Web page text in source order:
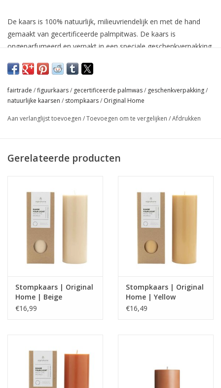
De kaars is 100% natuurlijk, milieuvriendelijk en met de hand
gemaakt van gecertificeerde palmpitwas. De kaars is
ongeparfumeerd en verpakt in een speciale geschenkverpakking.
Brandtijd : 70 uur
Afmeting : 8 x 8 X 15 cm
fairtrade /figuurkaars/ gecertificeerde palmwas/ geschenkverpakking/
natuurlijke kaarsen / stompkaars/ Original Home
Aan verlanglijst toevoegen /Toevoegen om te vergelijken /Afdrukken
Gerelateerde producten
Stompkaars | Original
Home | Beige
€16,99
Stompkaars | Original
Home | Yellow
€16,49